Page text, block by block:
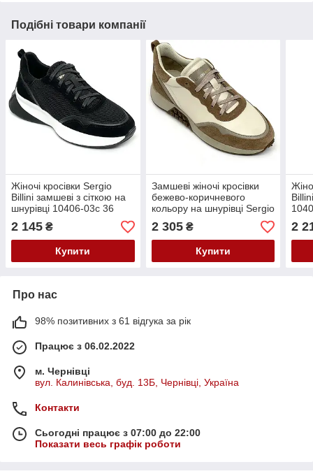
Подібні товари компанії
Жіночі кросівки Sergio
Billini замшеві з сіткою на
шнурівці 10406-03c 36
Чорні
2 145 ₴
Купити
Замшеві жіночі кросівки
бежево-коричневого
кольору на шнурівці Sergio
Billini 10406-269 розмір 36
2 305₴
Купити
2
Про нас
98% позитивних з 61 відгука за рік
Працює з 06.02.2022
м. Чернівці
вул. Калинівська, буд. 13Б, Чернівці, Україна
Контакти
Сьогодні працює з 07:00 до 22:00
Показати весь графік роботи